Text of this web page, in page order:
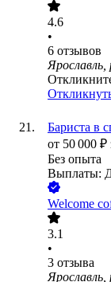
4.6
•
6 отзывов
Ярославль,
Бариста в
от 50 000 ₽
Без опыта
Выплаты:
Welcome
3.1
•
3 отзыва